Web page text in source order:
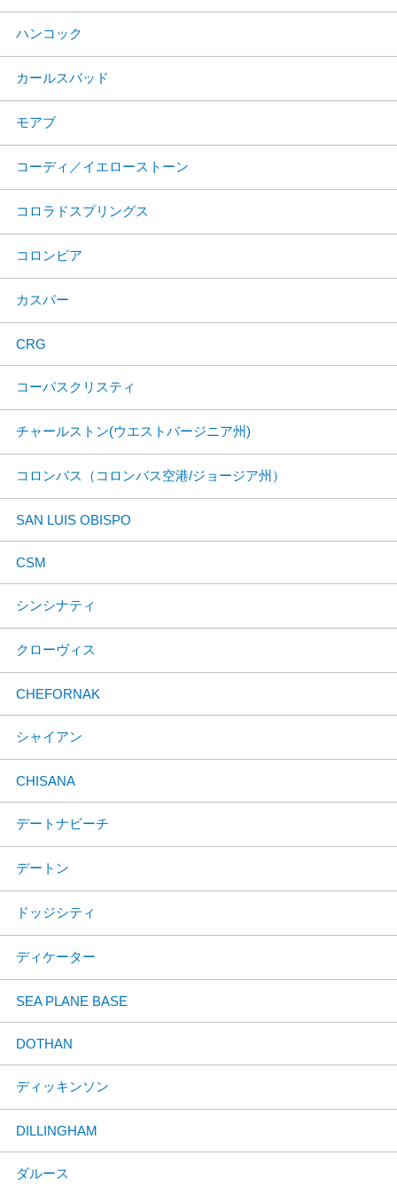
ハンコック
カールスバッド
モアブ
コーディ／イエローストーン
コロラドスプリングス
コロンビア
カスパー
CRG
コーパスクリスティ
チャールストン(ウエストバージニア州)
コロンバス（コロンバス空港/ジョージア州）
SAN LUIS OBISPO
CSM
シンシナティ
クローヴィス
CHEFORNAK
シャイアン
CHISANA
デートナビーチ
デートン
ドッジシティ
ディケーター
SEA PLANE BASE
DOTHAN
ディッキンソン
DILLINGHAM
ダルース